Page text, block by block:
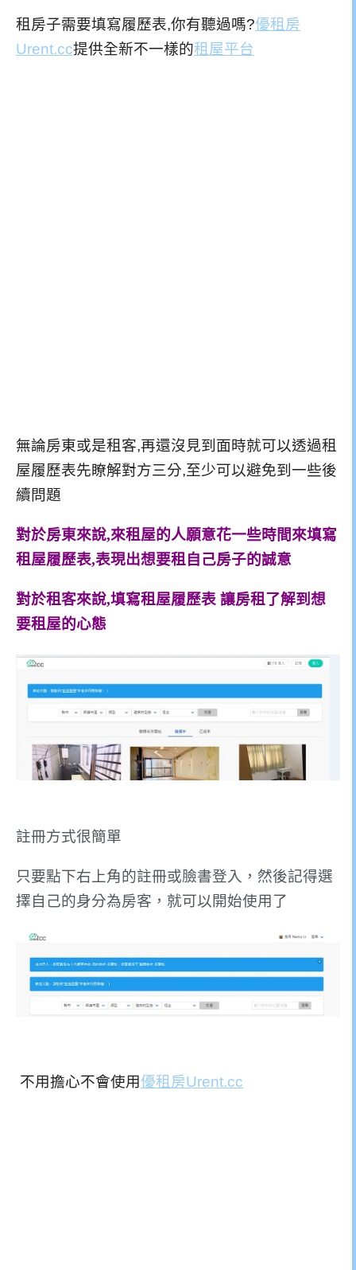
租房子需要填寫履歷表,你有聽過嗎?優租房
Urent.cc提供全新不一樣的租屋平台
無論房東或是租客,再還沒見到面時就可以透過租
屋履歷表先瞭解對方三分,至少可以避免到一些後
續問題
對於房東來說,來租屋的人願意花一些時間來填寫
租屋履歷表,表現出想要租自己房子的誠意
對於租客來說,填寫租屋履歷表 讓房租了解到想
要租屋的心態
註冊方式很簡單
只要點下右上角的註冊或臉書登入，然後記得選
擇自己的身分為房客，就可以開始使用了
不用擔心不會使用優租房Urent.cc